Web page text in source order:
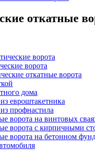
откатные
ворота
ворота
откатные ворота
дома
евроштакетника
профнастила
ворота на винтовых
ворота с кирпичными
ворота на бетонном